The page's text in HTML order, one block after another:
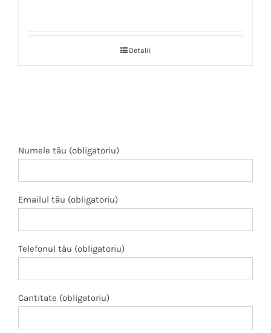
Detalii
Numele tău (obligatoriu)
Emailul tău (obligatoriu)
Telefonul tău (obligatoriu)
Cantitate (obligatoriu)